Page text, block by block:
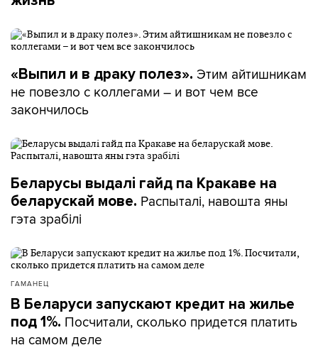
«Выпил и в драку полез». Этим айтишникам
не повезло с коллегами – и вот чем все
закончилось
Беларусы выдалі гайд па Кракаве на
беларускай мове. Распыталі, навошта яны
гэта зрабілі
ГАМАНЕЦ
В Беларуси запускают кредит на жилье
под 1%. Посчитали, сколько придется платить
на самом деле